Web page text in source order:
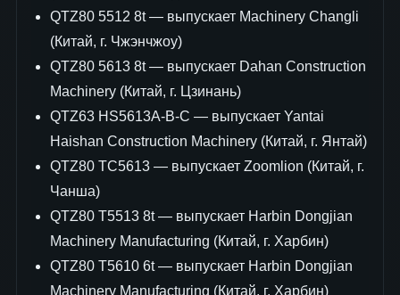
QTZ80 5512 8t — выпускает Machinery Changli
(Китай, г. Чжэнчжоу)
QTZ80 5613 8t — выпускает Dahan Construction
Machinery (Китай, г. Цзинань)
QTZ63 HS5613A-B-C — выпускает Yantai
Haishan Construction Machinery (Китай, г. Янтай)
QTZ80 ТC5613 — выпускает Zoomlion (Китай, г.
Чанша)
QTZ80 T5513 8t — выпускает Harbin Dongjian
Machinery Manufacturing (Китай, г. Харбин)
QTZ80 T5610 6t — выпускает Harbin Dongjian
Machinery Manufacturing (Китай, г. Харбин)